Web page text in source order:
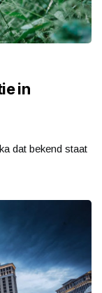
in
dat bekend staat